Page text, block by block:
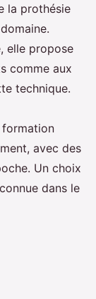
la prothésie
elle propose
comme aux
technique.
formation
avec des
Un choix
dans le